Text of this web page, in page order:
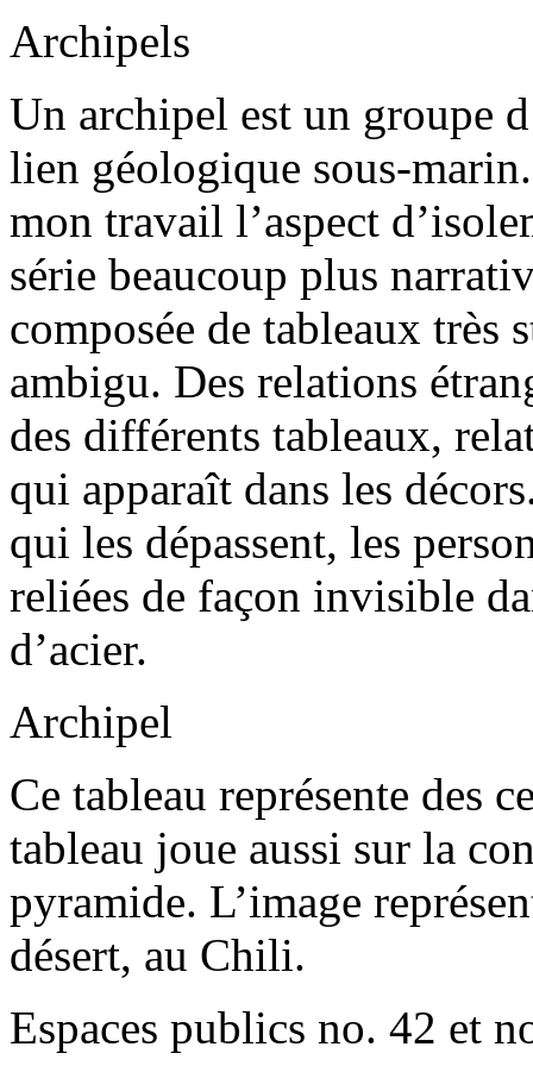
Archipels
Un archipel est un groupe
lien géologique sous-
mon travail l’aspect
série beaucoup plus
composée de tableaux très
ambigu. Des relations
des différents tableaux,
qui apparaît dans les
qui les dépassent, les
reliées de façon invisible
d’acier.
Archipel
Ce tableau représente des
tableau joue aussi sur la
pyramide. L’image
désert, au Chili.
Espaces publics no. 42 et